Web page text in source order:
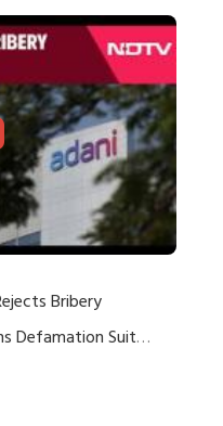
Bribery
Defamation Suit